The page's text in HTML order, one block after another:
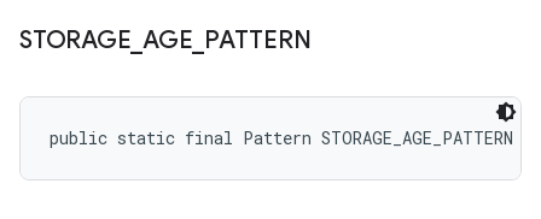
STORAGE AGE PATTERN
public static final Pattern STORAGE_AGE_PATTERN